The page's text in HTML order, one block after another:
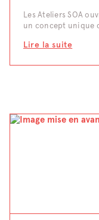
Les Ateliers SOA
un concept unique
Lire la suite